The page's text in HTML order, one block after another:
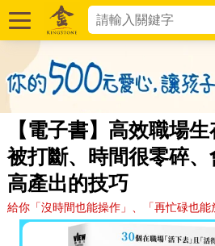
【電子書】高效職場
被打斷、時間很零碎
高產出的技巧
給你「沒時間也能操作」、「再忙碌也能